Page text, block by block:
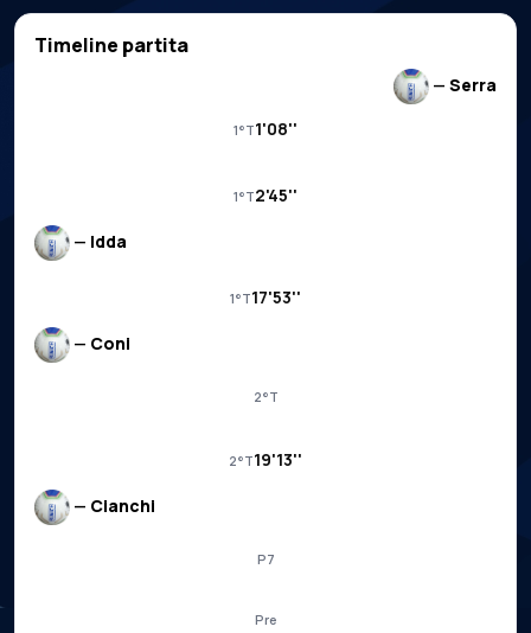
Timeline partita
— Serra
1°T1'08''
1°T2'45''
— Idda
1°T17'53''
— Coni
2°T
2°T19'13''
— Cianchi
P7
Pre